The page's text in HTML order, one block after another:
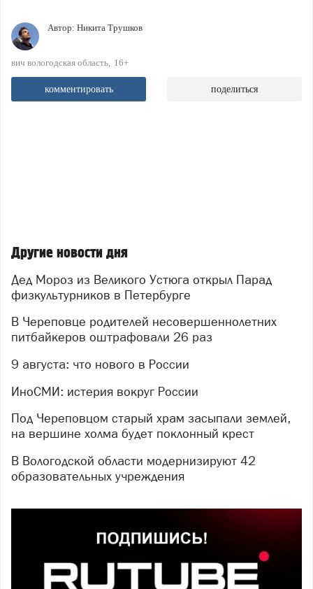
Автор: Никита Трушков
вич вологодская область 16+
комментировать поделиться
Другие новости дня
Дед Мороз из Великого Устюга открыл Парад
физкультурников в Петербурге
В Череповце родителей несовершеннолетних
питбайкеров оштрафовали 26 раз
9 августа: что нового в России
ИноСМИ: истерия вокруг России
Под Череповцом старый храм засыпали землей,
на вершине холма будет поклонный крест
В Вологодской области модернизируют 42
образовательных учреждения